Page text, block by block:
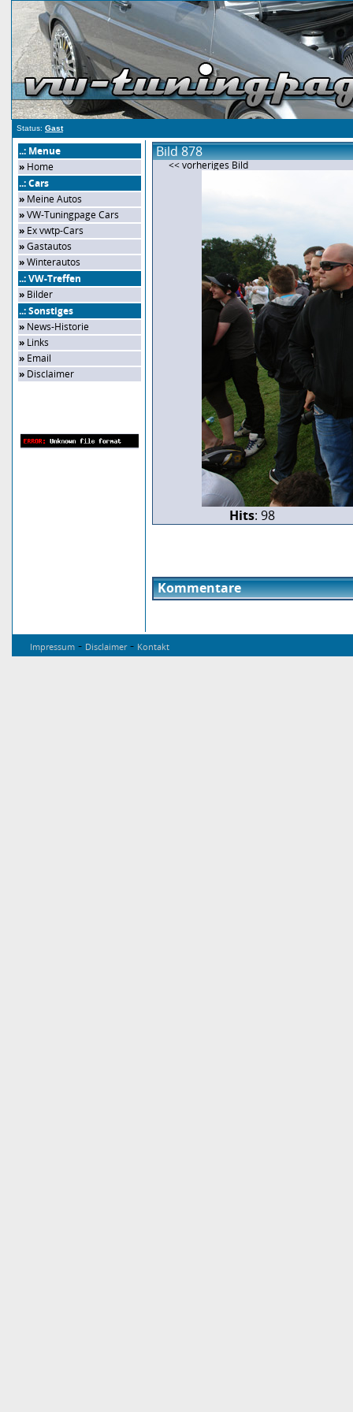
Status: Gast
..: Menue
» Home
..: Cars
» Meine Autos
»VW-Tuningpage Cars
» Ex vwtp-Cars
»Gastautos
»Winterautos
..: VW-Treffen
» Bilder
..: Sonstiges
» News-Historie
» Links
» Email
» Disclaimer
Bild 878
<< vorheriges Bild
Hits: 98
Kommentare
Impressum - Disclaimer- Kontakt